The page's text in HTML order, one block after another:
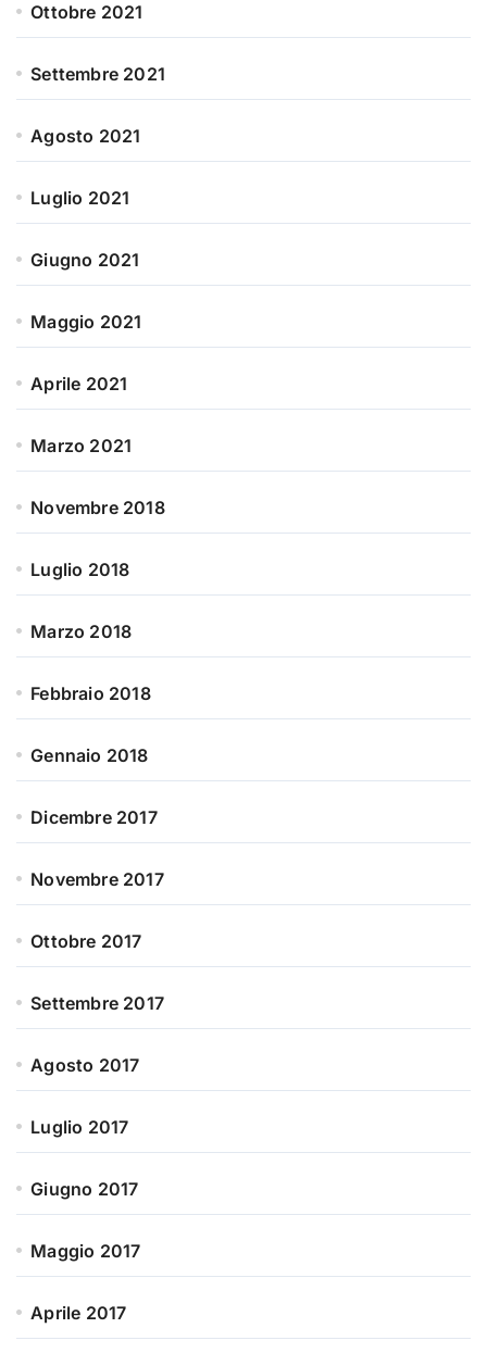
Ottobre 2021
Settembre 2021
Agosto 2021
Luglio 2021
Giugno 2021
Maggio 2021
Aprile 2021
Marzo 2021
Novembre 2018
Luglio 2018
Marzo 2018
Febbraio 2018
Gennaio 2018
Dicembre 2017
Novembre 2017
Ottobre 2017
Settembre 2017
Agosto 2017
Luglio 2017
Giugno 2017
Maggio 2017
Aprile 2017